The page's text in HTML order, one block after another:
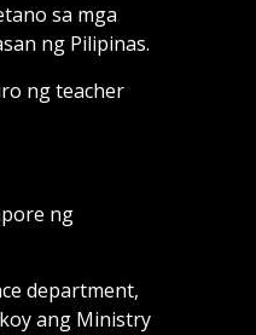
sa mga
ng Pilipinas.
ng teacher
ng
department,
ang Ministry